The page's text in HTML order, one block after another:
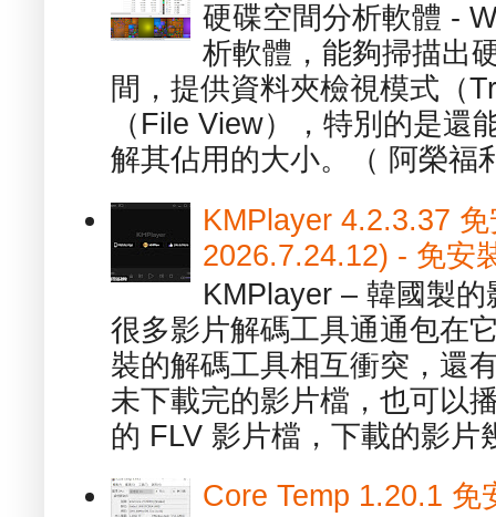
硬碟空間分析軟體 -
析軟體，能夠掃描出
間，提供資料夾檢視模式（
（File View），特別的是還
解其佔用的大小。（ 阿榮福
KMPlayer 4.2.3.37
2026.7.24.12) - 免安
KMPlayer – 韓國製
很多影片解碼工具通通包在
裝的解碼工具相互衝突，還
未下載完的影片檔，也可以
的 FLV 影片檔，下載的影片
Core Temp 1.20.1 免